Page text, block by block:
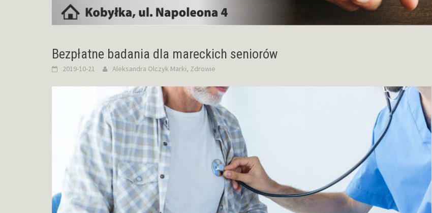
Bezpłatne badania dla mareckich seniorów
2019-10-21 Aleksandra Olczyk Marki, Zdrowie